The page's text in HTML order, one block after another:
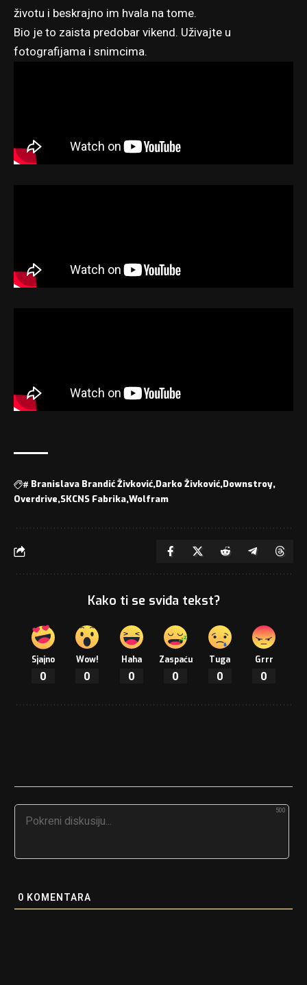
životu i beskrajno im hvala na tome.
Bio je to zaista predobar vikend. Uživajte u
fotografijama i snimcima.
# Branislava Brandić Živković Darko Živković Downstroy
Overdrive SKCNS Fabrika Wolfram
Kako ti se sviđa tekst?
Sjajno
0
Wow!
0
Haha
0
Zaspaću
0
Tuga
0
Grrr
0
500
0 KOMENTARA